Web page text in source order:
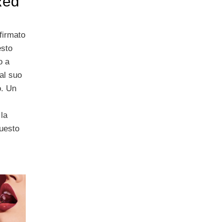
a
suo
Un